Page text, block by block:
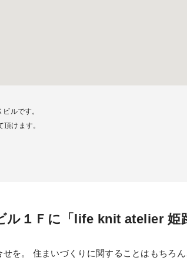
ルです。
けます。
ル１Ｆに「life knit atelier 姫
せを。 住まいづくりに関することはもちろ